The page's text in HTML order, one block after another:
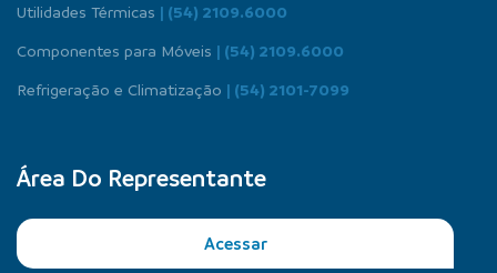
Utilidades Térmicas | (54) 2109.6000
Componentes para Móveis | (54) 2109.6000
Refrigeração e Climatização | (54) 2101-7099
Área Do Representante
Acessar